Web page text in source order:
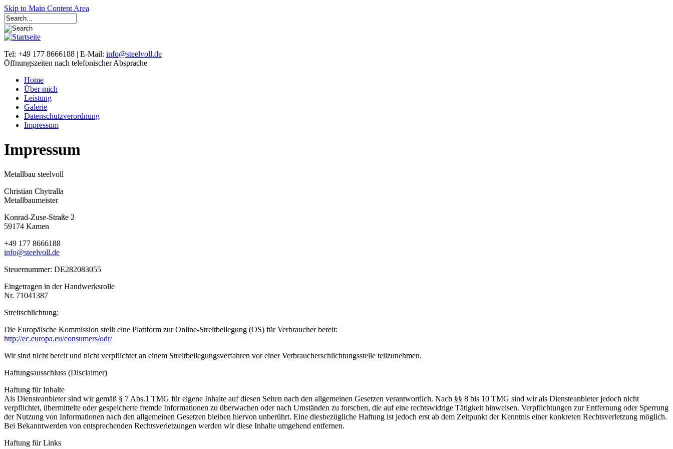
Skip to Main Content Area
Tel: +49 177 8666188 | E-Mail: info@steelvoll.de
Öffnungszeiten nach telefonischer Absprache
Home
Über mich
Leistung
Galerie
Datenschutzverordnung
Impressum
Impressum
Metallbau steelvoll
Christian Chytralla
Metallbaumeister
Konrad-Zuse-Straße 2
59174 Kamen
+49 177 8666188
info@steelvoll.de
Steuernummer: DE282083055
Eingetragen in der Handwerksrolle
Nr. 71041387
Streitschlichtung:
Die Europäische Kommission stellt eine Plattform zur Online-Streitbeilegung (OS) für Verbraucher bereit:
http://ec.europa.eu/consumers/odr/
Wir sind nicht bereit und nicht verpflichtet an einem Streitbeilegungsverfahren vor einer Verbraucherschlichtungsstelle teilzunehmen.
Haftungsausschluss (Disclaimer)
Haftung für Inhalte
Als Diensteanbieter sind wir gemäß § 7 Abs.1 TMG für eigene Inhalte auf diesen Seiten nach den allgemeinen Gesetzen verantwortlich. Nach §§ 8 bis 10 TMG sind wir als Diensteanbieter jedoch nicht
verpflichtet, übermittelte oder gespeicherte fremde Informationen zu überwachen oder nach Umständen zu forschen, die auf eine rechtswidrige Tätigkeit hinweisen. Verpflichtungen zur Entfernung oder Sperrung
der Nutzung von Informationen nach den allgemeinen Gesetzen bleiben hiervon unberührt. Eine diesbezügliche Haftung ist jedoch erst ab dem Zeitpunkt der Kenntnis einer konkreten Rechtsverletzung möglich.
Bei Bekanntwerden von entsprechenden Rechtsverletzungen werden wir diese Inhalte umgehend entfernen.
Haftung für Links